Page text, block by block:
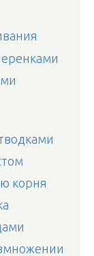
корня